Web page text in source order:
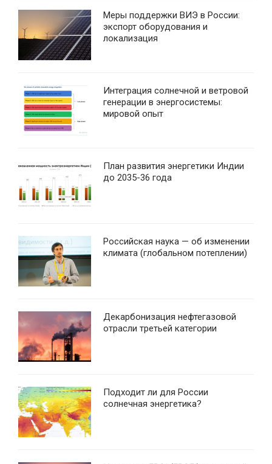
Меры поддержки ВИЭ в России:
экспорт оборудования и
локализация
Интеграция солнечной и ветровой
генерации в энергосистемы:
мировой опыт
План развития энергетики Индии
до 2035-36 года
Российская наука — об изменении
климата (глобальном потеплении)
Декарбонизация нефтегазовой
отрасли третьей категории
Подходит ли для России
солнечная энергетика?